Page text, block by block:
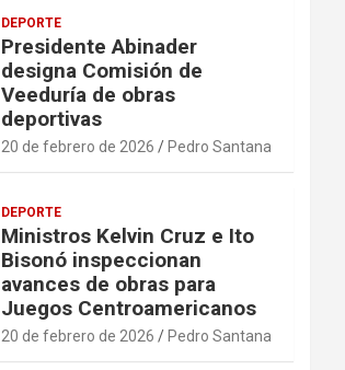
DEPORTE
Presidente Abinader
designa Comisión de
Veeduría de obras
deportivas
20 de febrero de 2026 Pedro Santana
DEPORTE
Ministros Kelvin Cruz e Ito
Bisonó inspeccionan
avances de obras para
Juegos Centroamericanos
20 de febrero de 2026 Pedro Santana